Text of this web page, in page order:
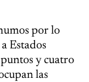
por lo
Estados
y cuatro
las